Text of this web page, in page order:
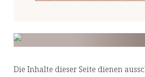
Die Inhalte dieser Seite dienen